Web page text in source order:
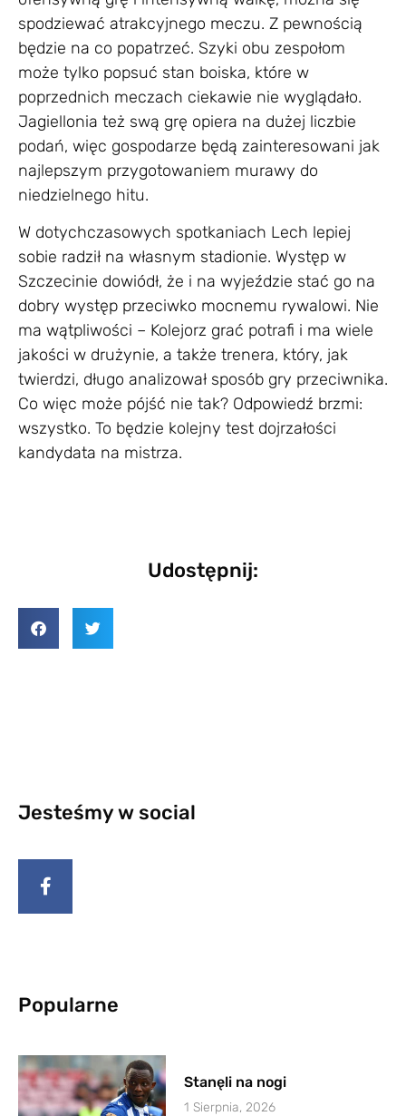
spodziewać atrakcyjnego meczu. Z pewnością
będzie na co popatrzeć. Szyki obu zespołom
może tylko popsuć stan boiska, które w
poprzednich meczach ciekawie nie wyglądało.
Jagiellonia też swą grę opiera na dużej liczbie
podań, więc gospodarze będą zainteresowani jak
najlepszym przygotowaniem murawy do
niedzielnego hitu.
W dotychczasowych spotkaniach Lech lepiej
sobie radził na własnym stadionie. Występ w
Szczecinie dowiódł, że i na wyjeździe stać go na
dobry występ przeciwko mocnemu rywalowi. Nie
ma wątpliwości – Kolejorz grać potrafi i ma wiele
jakości w drużynie, a także trenera, który, jak
twierdzi, długo analizował sposób gry przeciwnika.
Co więc może pójść nie tak? Odpowiedź brzmi:
wszystko. To będzie kolejny test dojrzałości
kandydata na mistrza.
Udostępnij:
Jesteśmy w social
Popularne
Stanęli na nogi
1 Sierpnia, 2026